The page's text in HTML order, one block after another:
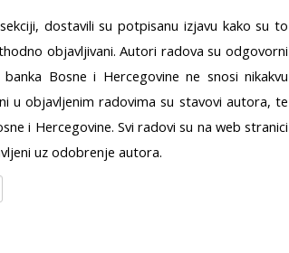
dostavili su potpisanu izjavu kako su to
objavljivani. Autori radova su odgovorni
Bosne i Hercegovine ne snosi nikakvu
u objavljenim radovima su stavovi autora, te
i Hercegovine. Svi radovi su na web stranici
uz odobrenje autora.